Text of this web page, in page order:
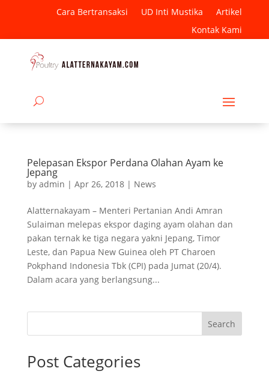
Cara Bertransaksi UD Inti Mustika
Artikel
Kontak Kami
Pelepasan Ekspor Perdana Olahan Ayam ke
Jepang
by admin | Apr 26, 2018| News
Alatternakayam – Menteri Pertanian Andi Amran
Sulaiman melepas ekspor daging ayam olahan dan
pakan ternak ke tiga negara yakni Jepang, Timor
Leste, dan Papua New Guinea oleh PT Charoen
Pokphand Indonesia Tbk (CPI) pada Jumat (20/4).
Dalam acara yang berlangsung...
Search
Post Categories